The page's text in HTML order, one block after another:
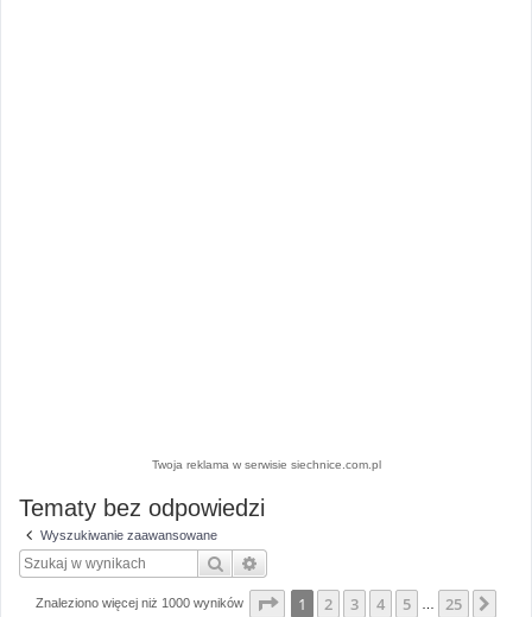
Twoja reklama w serwisie siechnice.com.pl
Tematy bez odpowiedzi
Wyszukiwanie zaawansowane
Szukaj
Znaleziono więcej niż 1000 wyników Strona z25
1 2 3 4 5 25